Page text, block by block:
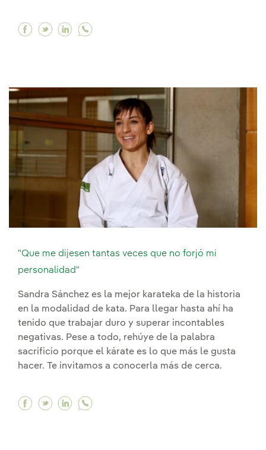
Facebook El interés de las mujeres por el
Twitter El interés de las mujeres por el
Linkedin El interés de las mujeres por
"Que me dijesen tantas veces que no forjó mi
personalidad"
Sandra Sánchez es la mejor karateka de la historia
en la modalidad de kata. Para llegar hasta ahí ha
tenido que trabajar duro y superar incontables
negativas. Pese a todo, rehúye de la palabra
sacrificio porque el kárate es lo que más le gusta
hacer. Te invitamos a conocerla más de cerca.
Facebook "Que me dijesen tantas veces que
Twitter "Que me dijesen tantas veces que
Linkedin "Que me dijesen tantas